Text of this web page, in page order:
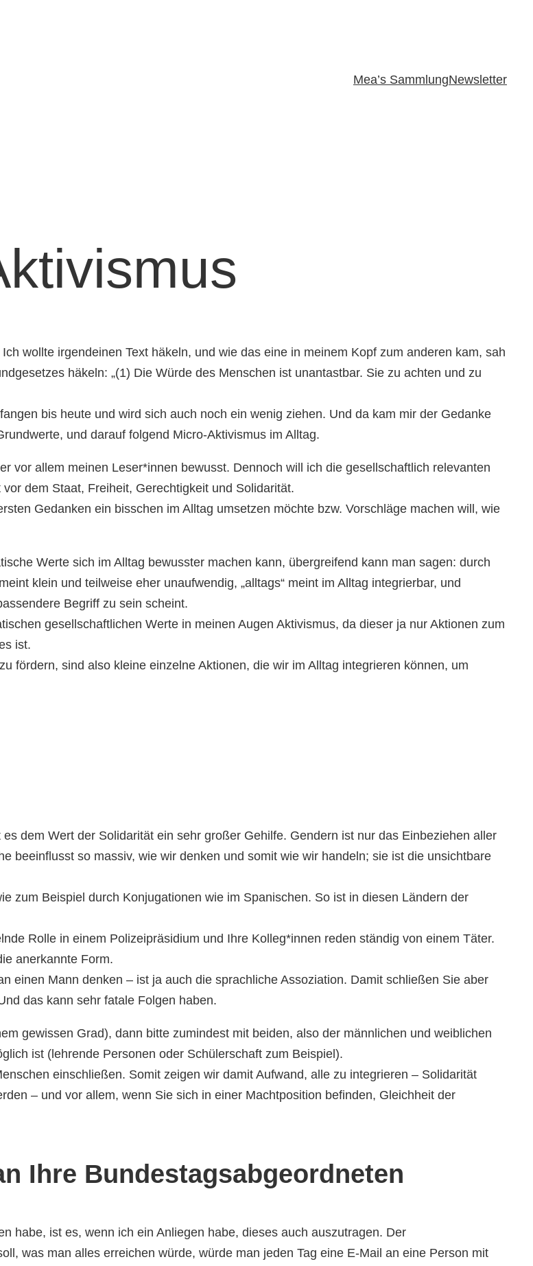
Mea’s SammlungNewsletter
wollte irgendeinen Text häkeln, und wie das eine in meinem Kopf zum anderen kam, sah
häkeln: „(1) Die Würde des Menschen ist unantastbar. Sie zu achten und zu
bis heute und wird sich auch noch ein wenig ziehen. Und da kam mir der Gedanke
und darauf folgend Micro-Aktivismus im Alltag.
vor allem meinen Leser*innen bewusst. Dennoch will ich die gesellschaftlich relevanten
dem Staat, Freiheit, Gerechtigkeit und Solidarität.
Gedanken ein bisschen im Alltag umsetzen möchte bzw. Vorschläge machen will, wie
Werte sich im Alltag bewusster machen kann, übergreifend kann man sagen: durch
klein und teilweise eher unaufwendig, „alltags“ meint im Alltag integrierbar, und
Begriff zu sein scheint.
gesellschaftlichen Werte in meinen Augen Aktivismus, da dieser ja nur Aktionen zum
ist.
fördern, sind also kleine einzelne Aktionen, die wir im Alltag integrieren können, um
dem Wert der Solidarität ein sehr großer Gehilfe. Gendern ist nur das Einbeziehen aller
beeinflusst so massiv, wie wir denken und somit wie wir handeln; sie ist die unsichtbare
zum Beispiel durch Konjugationen wie im Spanischen. So ist in diesen Ländern der
Rolle in einem Polizeipräsidium und Ihre Kolleg*innen reden ständig von einem Täter.
anerkannte Form.
einen Mann denken – ist ja auch die sprachliche Assoziation. Damit schließen Sie aber
das kann sehr fatale Folgen haben.
gewissen Grad), dann bitte zumindest mit beiden, also der männlichen und weiblichen
ist (lehrende Personen oder Schülerschaft zum Beispiel).
einschließen. Somit zeigen wir damit Aufwand, alle zu integrieren – Solidarität
– und vor allem, wenn Sie sich in einer Machtposition befinden, Gleichheit der
Ihre Bundestagsabgeordneten
habe, ist es, wenn ich ein Anliegen habe, dieses auch auszutragen. Der
was man alles erreichen würde, würde man jeden Tag eine E-Mail an eine Person mit